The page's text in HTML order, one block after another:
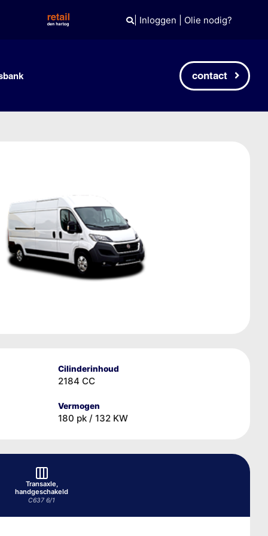
| Inloggen Olie nodig?
contact
Cilinderinhoud
2184 CC
Vermogen
180 pk / 132 KW
Transaxle,
handgeschakeld
C637 6/1